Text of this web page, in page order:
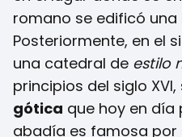
romano se edificó
Posteriormente, en el
una catedral de estilo
principios del siglo
gótica que hoy en día
abadía es famosa por